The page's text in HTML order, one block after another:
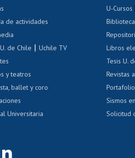
de renta
de renta
de correo uchile
Cursos
laboral, sexual y violencia
de actividades
de Chile |Uchile TV
y teatros
ballet y coro
Universitaria
U-Cursos
Libros
Tesis U.
Revistas
Sismos
Solicitud